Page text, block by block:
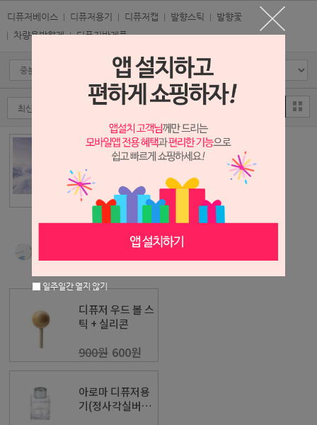
디퓨저베이스 디퓨저용기 디퓨저캡 발향스틱
발향꽃
차량용방향제
디퓨저반제품
아로마 디퓨저용
기(사각 유리병
만) [50ml]
800원
원형 양면 테이프
1,000원 800원
디퓨저 우드 볼 스
틱 + 실리콘
900원 600원
아로마 디퓨저용
기(정사각실버
일주일간 열지 않기